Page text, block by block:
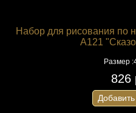
Набор для рисования по
A121
Размер
826